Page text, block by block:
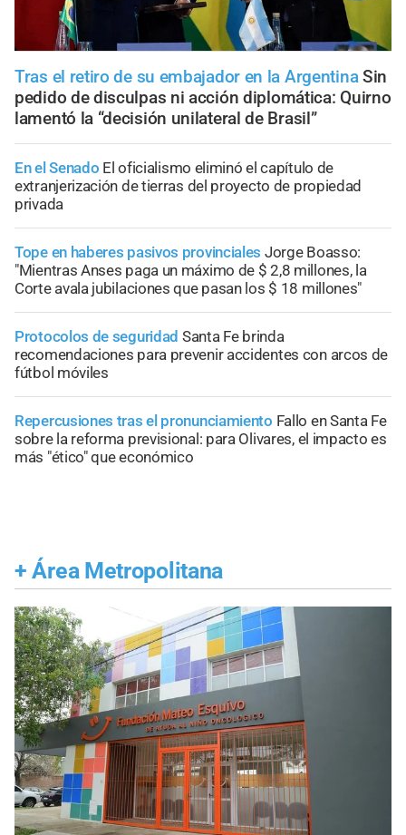
Tras el retiro de su embajador en la Argentina Sin
pedido de disculpas ni acción diplomática: Quirno
lamentó la “decisión unilateral de Brasil”
En el Senado El oficialismo eliminó el capítulo de
extranjerización de tierras del proyecto de propiedad
privada
Tope en haberes pasivos provinciales Jorge Boasso:
"Mientras Anses paga un máximo de $ 2,8 millones, la
Corte avala jubilaciones que pasan los $ 18 millones"
Protocolos de seguridad Santa Fe brinda
recomendaciones para prevenir accidentes con arcos de
fútbol móviles
Repercusiones tras el pronunciamiento Fallo en Santa Fe
sobre la reforma previsional: para Olivares, el impacto es
más "ético" que económico
+ Área Metropolitana